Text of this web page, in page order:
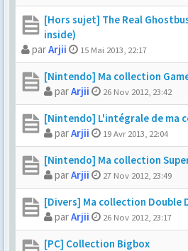
[Hors sujet] The Real
inside)
parArjii 15 Mai 2013, 22:17
[Nintendo] Ma collection
parArjii 26 Nov 2012, 23:42
[Nintendo] L'intégrale de ma
parArjii 19 Avr 2013, 22:04
[Nintendo] Ma collection
parArjii 27 Nov 2012, 23:49
[Divers] Ma collection Double
parArjii 26 Nov 2012, 23:17
[PC] Collection Bigbox